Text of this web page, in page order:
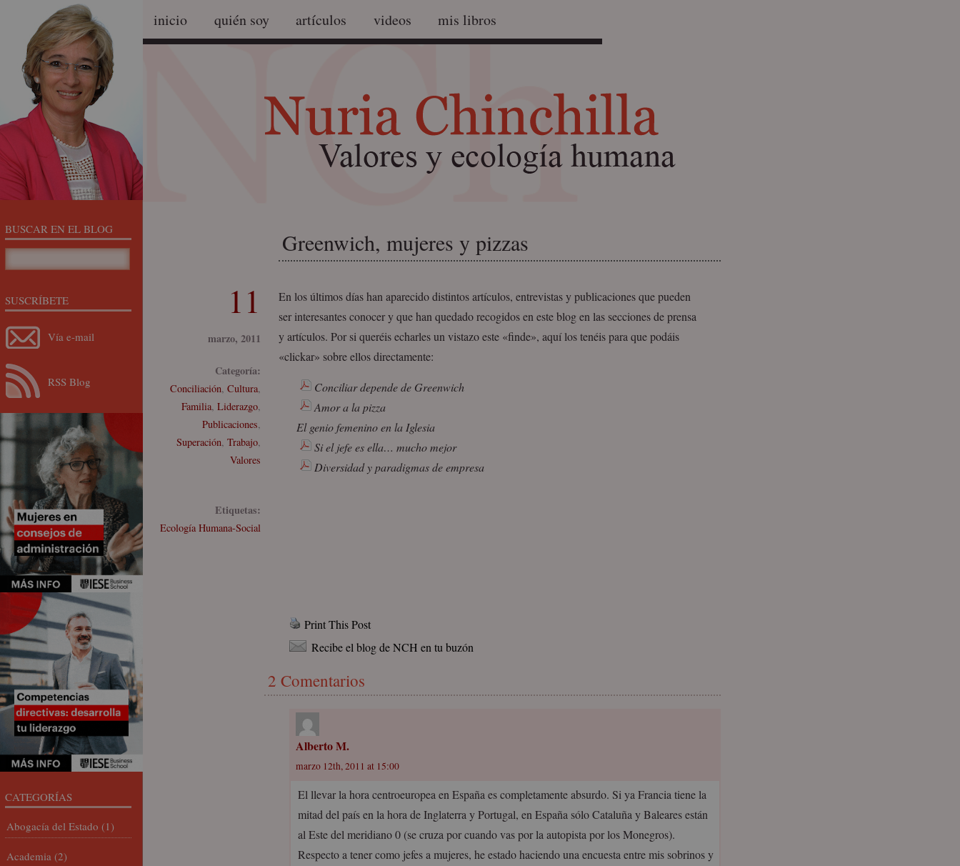
inicio quién soy artículos videos mis libros
Greenwich, mujeres y pizzas
11
marzo, 2011
Categoría:
Conciliación, Cultura,
Familia, Liderazgo,
Publicaciones,
Superación, Trabajo,
Valores
Etiquetas:
Ecología Humana-Social
En los últimos días han aparecido distintos artículos, entrevistas y publicaciones que pueden
ser interesantes conocer y que han quedado recogidos en este blog en las secciones de prensa
y artículos. Por si queréis echarles un vistazo este «finde», aquí los tenéis para que podáis
«clickar» sobre ellos directamente:
Conciliar depende de Greenwich
Amor a la pizza
El genio femenino en la Iglesia
Si el jefe es ella… mucho mejor
Diversidad y paradigmas de empresa
Print This Post
Recibe el blog de NCH en tu buzón
2 Comentarios
Alberto M.
marzo 12th, 2011 at 15:00
El llevar la hora centroeuropea en España es completamente absurdo. Si ya Francia tiene la
mitad del país en la hora de Inglaterra y Portugal, en España sólo Cataluña y Baleares están
al Este del meridiano 0 (se cruza por cuando vas por la autopista por los Monegros).
Respecto a tener como jefes a mujeres, he estado haciendo una encuesta entre mis sobrinos y
BUSCAR EN EL BLOG
SUSCRÍBETE
Vía e-mail
RSS Blog
CATEGORÍAS
Abogacía del Estado (1)
Academia (2)